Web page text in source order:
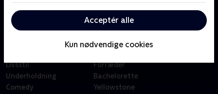
Acceptér alle
Kun nødvendige cookies
Børn
Serier
Film
Livsstil
Underholdning
Comedy
Klovn
Badehotellet
Sygeplejeskolen
X Factor
Forræder
Bachelorette
Yellowstone